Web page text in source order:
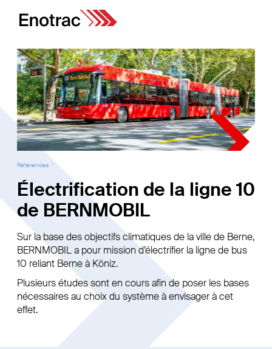
Références
Électrification de la ligne 10
de BERNMOBIL
Sur la base des objectifs climatiques de la ville de Berne,
BERNMOBIL a pour mission d’électrifier la ligne de bus
10 reliant Berne à Köniz.
Plusieurs études sont en cours afin de poser les bases
nécessaires au choix du système à envisager à cet
effet.